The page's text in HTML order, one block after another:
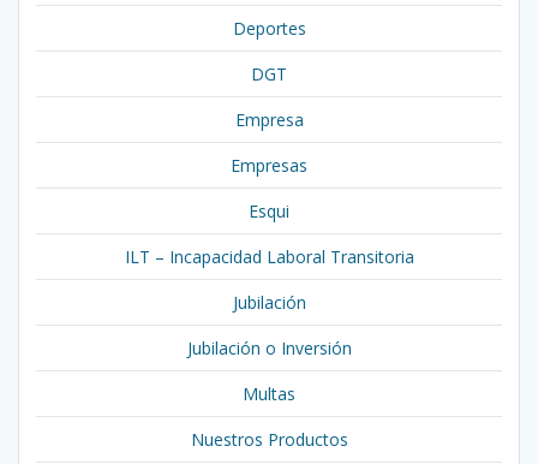
Deportes
DGT
Empresa
Empresas
Esqui
ILT – Incapacidad Laboral Transitoria
Jubilación
Jubilación o Inversión
Multas
Nuestros Productos